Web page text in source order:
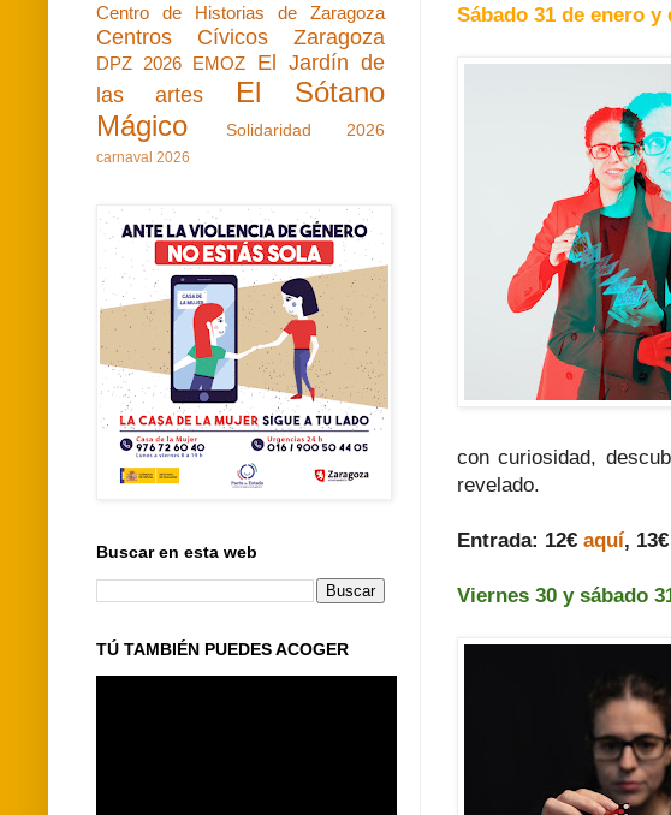
Sábado 31 de enero
con curiosidad,
revelado.
Entrada: 12€ aquí,
Viernes 30 y sábado
Centro de Historias de Zaragoza
Centros Cívicos Zaragoza
DPZ 2026 EMOZ
El Jardín de
las artes
El Sótano
Mágico
Solidaridad 2026
carnaval 2026
Buscar en esta web
TÚ TAMBIÉN PUEDES ACOGER